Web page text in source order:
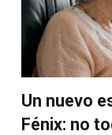
Un nuevo
Fénix: no